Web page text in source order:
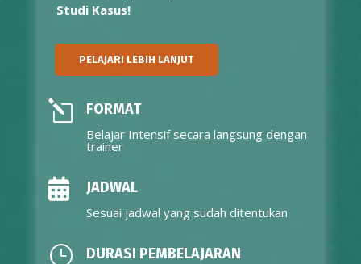
Studi Kasus!
PELAJARI LEBIH LANJUT
l FORMAT
Belajar Intensif secara langsung dengan
trainer
 JADWAL
Sesuai jadwal yang sudah ditentukan
} DURASI PEMBELAJARAN